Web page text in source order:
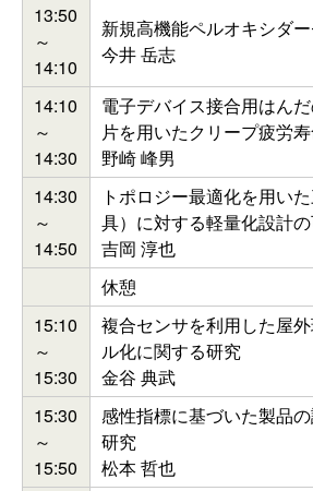
13:50
～
14:10
新規高機能ペルオキシダ
今井 岳志
14:10
～
14:30
電子デバイス接合用はん
片を用いたクリープ疲労
野崎 峰男
14:30
～
14:50
トポロジー最適化を用い
具）に対する軽量化設計
吉岡 淳也
休憩
15:10
～
15:30
複合センサを利用した屋
ル化に関する研究
金谷 典武
15:30
～
15:50
感性指標に基づいた製品
研究
松本 哲也